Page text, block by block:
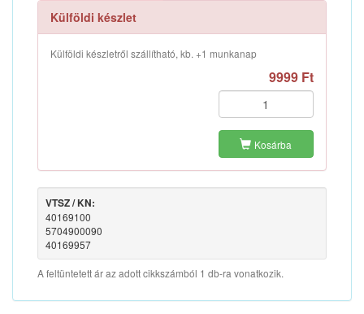
Külföldi készlet
Külföldi készletről szállítható, kb. +1 munkanap
9999 Ft
Kosárba
VTSZ / KN:
40169100
5704900090
40169957
A feltüntetett ár az adott cikkszámból 1 db-ra vonatkozik.